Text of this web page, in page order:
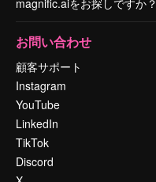
お問い合わせ
顧客サポート
Instagram
YouTube
LinkedIn
TikTok
Discord